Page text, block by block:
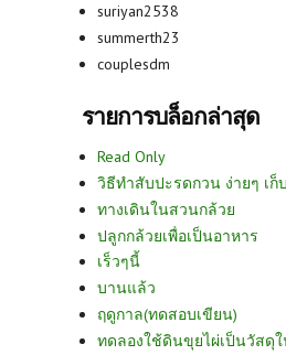
suriyan2538
summerth23
couplesdm
รายการบล็อกล่าสุด
Read Only
วิธีทำสับปะรดกวน ง่ายๆ เก็
ทางเดินในสวนกล้วย
ปลูกกล้วยเพื่อเป็นอาหาร
เร็วๆนี้
บานแล้ว
ฤดูกาล(ทดสอบเขียน)
ทดลองใช้ดินขุยไผ่เป็นวัสดุ